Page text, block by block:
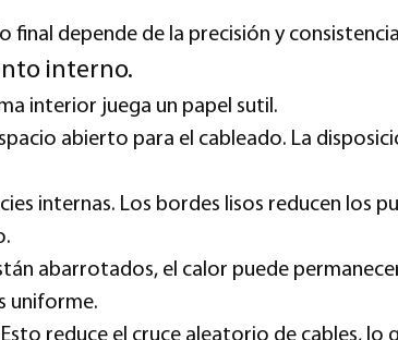
final depende de la precisión y
interno.
interior juega un papel sutil.
abierto para el cableado. La
internas. Los bordes lisos reducen los
abarrotados, el calor puede
uniforme.
reduce el cruce aleatorio de cables, lo